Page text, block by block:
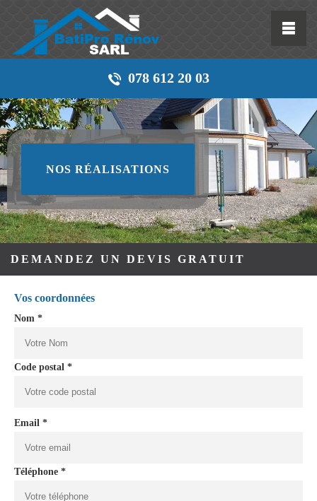
078 612 20 03
NOS RÉALISATIONS
DEMANDEZ UN DEVIS GRATUIT
Vos coordonnées
Nom *
Code postal *
Email *
Téléphone *